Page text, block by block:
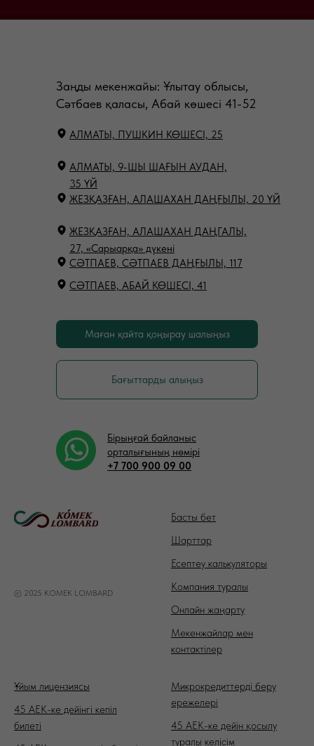
АЛМАТЫ, ПУШКИН КӨШЕСІ, 25
АЛМАТЫ, 9-ШЫ ШАҒЫН АУДАН,
35 ҮЙ
ЖЕЗҚАЗҒАН, АЛАШАХАН ДАҢГАЛЫ,
27, «Сарыарқа» дүкені
СӘТПАЕВ, АБАЙ КӨШЕСІ, 41
СӘТПАЕВ, СӘТПАЕВ ДАҢҒЫЛЫ, 117
Заңды мекенжайы: Ұлытау облысы,
Сәтбаев қаласы, Абай көшесі 41-52
ЖЕЗҚАЗҒАН, АЛАШАХАН ДАҢҒЫЛЫ, 20 ҮЙ
Бірыңғай байланыс
орталығының нөмірі
+7 700 900 09 00
Маған қайта қоңырау шалыңыз
Бағыттарды алыңыз
© 2025 KOMEK LOMBARD
Басты бет
Шарттар
Есептеу калькуляторы
Компания туралы
Онлайн жаңарту
Мекенжайлар мен
контактілер
Ұйым лицензиясы
45 АЕК-ке дейінгі кепіл
билеті
Микрокредиттерді беру
ережелері
45 АЕК-ке дейін қосылу
туралы келісім